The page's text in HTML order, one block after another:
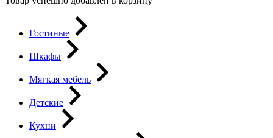
Гостиные
Шкафы
Мягкая мебель
Детские
Кухни